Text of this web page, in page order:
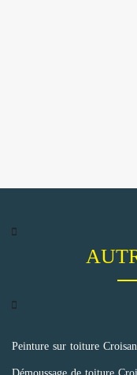
Peinture sur toiture
Démoussage de toiture